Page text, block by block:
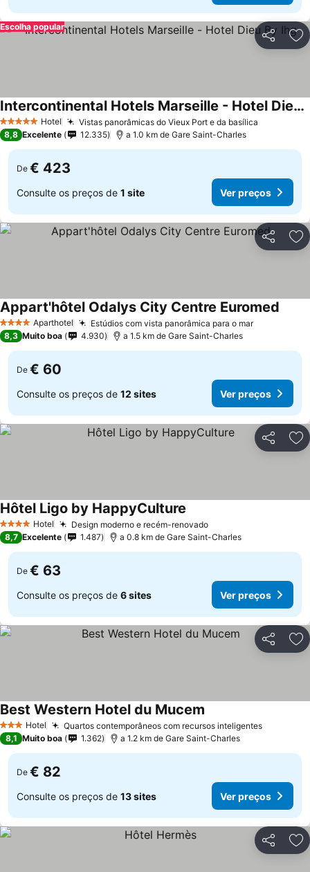
Partilhar
Escolha popular
5 Estrelas Hotel Vistas panorâmicas do Vieux Port e da basílica
Intercontinental Hotels Marseille - Hotel Dieu By Ihg
Ver preços
8,8 Excelente 12.335 a 1.0 km de Gare Saint-Charles
De € 423
Consulte os preços de 1 site Ver preços
Partilhar
4 EstrelasAparthotel Estúdios com vista panorâmica para o marVer preços
Appart'hôtel Odalys City Centre Euromed
8,3 Muito boa 4.930 a 1.5 km de Gare Saint-Charles
De € 60
Consulte os preços de 12 sites Ver preços
Partilhar
4 EstrelasHotel Design moderno e recém-renovadoVer preços
Hôtel Ligo by HappyCulture
8,7 Excelente 1.487 a 0.8 km de Gare Saint-Charles
De € 63
Consulte os preços de 6 sites Ver preços
Partilhar
3 EstrelasHotel Quartos contemporâneos com recursos inteligentesVer
Best Western Hotel du Mucem
8,1 Muito boa 1.362 a 1.2 km de Gare Saint-Charles
De € 82
Consulte os preços de 13 sites Ver preços
Partilhar